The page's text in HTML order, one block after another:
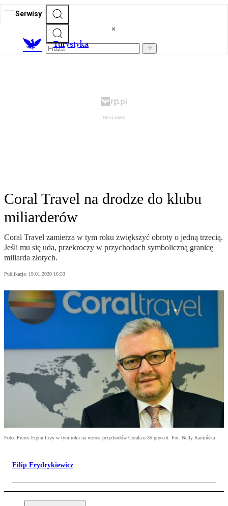
Serwisy
Turystyka
Coral Travel na drodze do klubu
miliarderów
Coral Travel zamierza w tym roku zwiększyć obroty o jedną trzecią.
Jeśli mu się uda, przekroczy w przychodach symboliczną granicę
miliarda złotych.
Publikacja: 19.01.2020 16:53
Foto: Prezes Ergun liczy w tym roku na wzrost przychodów Corala o 35 procent. Fot. Nelly Kamińska
Filip Frydrykiewicz